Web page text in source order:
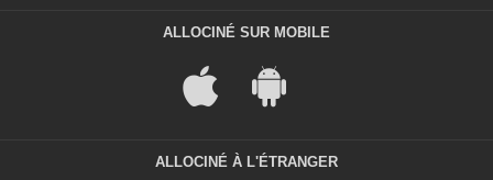
ALLOCINÉ SUR MOBILE
ALLOCINÉ À L'ÉTRANGER